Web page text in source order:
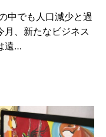
中でも人口減少と過
月、新たなビジネス
遠…